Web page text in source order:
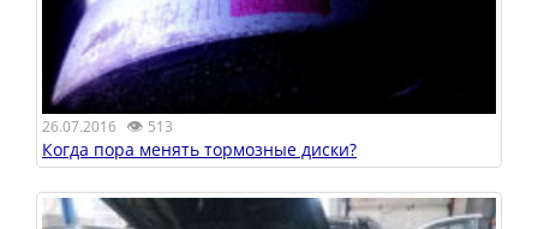
26.07.2016 👁 513
Когда пора менять тормозные диски?